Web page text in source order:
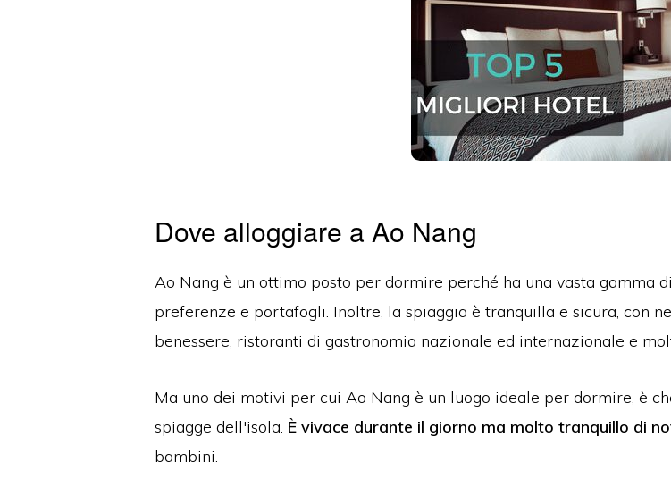
Dove alloggiare a Ao Nang
Ao Nang è un ottimo posto per dormire perché ha una vasta
preferenze e portafogli. Inoltre, la spiaggia è tranquilla e sicura, con
benessere, ristoranti di gastronomia nazionale ed internazionale e
Ma uno dei motivi per cui Ao Nang è un luogo ideale per dormire, è
spiagge dell'isola. È vivace durante il giorno ma molto tranquillo di
bambini.